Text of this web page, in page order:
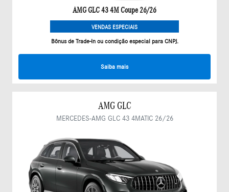
AMG GLC 43 4M Coupe 26/26
VENDAS ESPECIAIS
Bônus de Trade-In ou condição especial para CNPJ.
Saiba mais
AMG GLC
MERCEDES-AMG GLC 43 4MATIC 26/26